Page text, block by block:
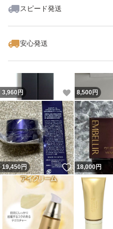
スピード発送
安心発送
3,960円 いいね！
8,500円
19,450円 いいね！
18,000円